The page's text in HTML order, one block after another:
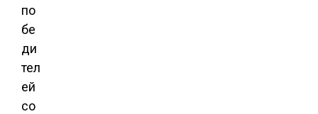
по
бе
ди
тел
ей
со